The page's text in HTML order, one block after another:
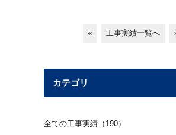
« 工事実績一覧へ
カテゴリ
全ての工事実績（190）